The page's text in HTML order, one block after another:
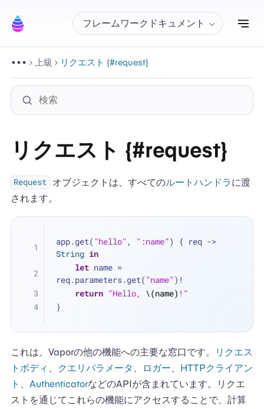
フレームワークドキュメント ナ
上級 リクエスト {#request}
リクエスト {#request}
Request オブジェクトは、すべてのルートハンドラに渡
されます。
app.get( "hello" , ":name"
String in
let name =
req.parameters.get( "name" ) !
return "Hello, \(name) !"
}
これは、Vaporの他の機能への主要な窓口です。
リクエス
トボディ 、 クエリパラメータ 、 ロガー、 HTTPクライアン
ト 、 AuthenticatorなどのAPIが含まれています。リクエ
ストを通じてこれらの機能にアクセスすることで、計算